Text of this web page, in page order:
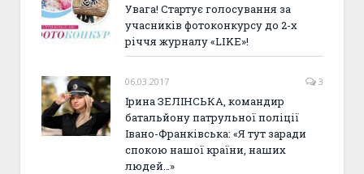
Увага! Стартує голосування за
учасників фотоконкурсу до 2-х
річчя журналу «LIKE»!
06.03.2017 3
Ірина ЗЕЛІНСЬКА, командир
батальйону патрульної поліції
Івано-Франківська: «Я тут заради
спокою нашої країни, наших
людей…»